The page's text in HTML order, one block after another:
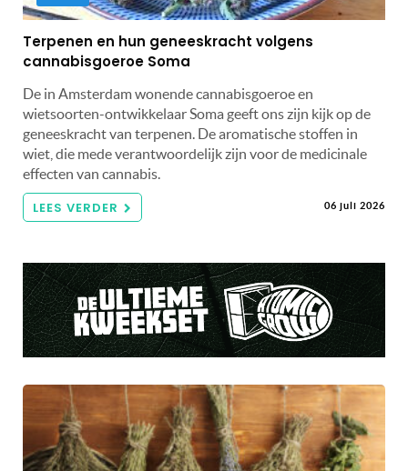
Terpenen en hun geneeskracht volgens
cannabisgoeroe Soma
De in Amsterdam wonende cannabisgoeroe en
wietsoorten-ontwikkelaar Soma geeft ons zijn kijk op de
geneeskracht van terpenen. De aromatische stoffen in
wiet, die mede verantwoordelijk zijn voor de medicinale
effecten van cannabis.
LEES VERDER 06 juli 2026